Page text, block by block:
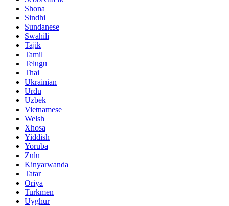
Shona
Sindhi
Sundanese
Swahili
Tajik
Tamil
Telugu
Thai
Ukrainian
Urdu
Uzbek
Vietnamese
Welsh
Xhosa
Yiddish
Yoruba
Zulu
Kinyarwanda
Tatar
Oriya
Turkmen
Uyghur